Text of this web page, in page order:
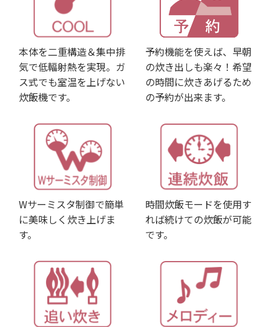
本体を二重構造＆集中排
気で低輻射熱を実現。ガ
ス式でも室温を上げない
炊飯機です。
予約機能を使えば、早朝
の炊き出しも楽々！希望
の時間に炊きあげるため
の予約が出来ます。
Wサーミスタ制御で簡単
に美味しく炊き上げま
す。
時間炊飯モードを使用す
れば続けての炊飯が可能
です。